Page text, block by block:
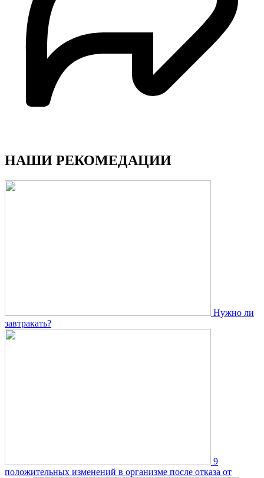
НАШИ РЕКОМЕДАЦИИ
Нужно ли
завтракать?
9
положительных изменений в организме после отказа от